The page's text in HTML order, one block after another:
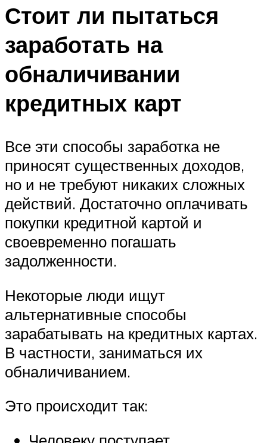
Стоит ли пытаться
заработать на
обналичивании
кредитных карт
Все эти способы заработка не
приносят существенных доходов,
но и не требуют никаких сложных
действий. Достаточно оплачивать
покупки кредитной картой и
своевременно погашать
задолженности.
Некоторые люди ищут
альтернативные способы
зарабатывать на кредитных картах.
В частности, заниматься их
обналичиванием.
Это происходит так: